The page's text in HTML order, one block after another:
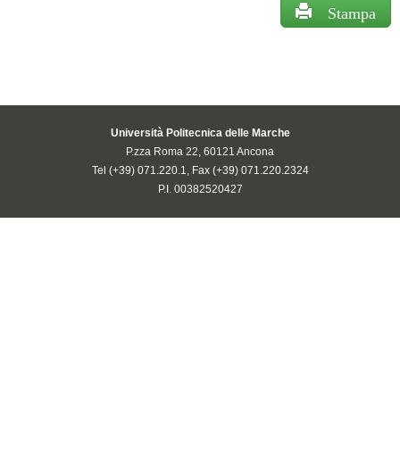
Stampa
Università Politecnica delle Marche
P.zza Roma 22, 60121 Ancona
Tel (+39) 071.220.1, Fax (+39) 071.220.2324
P.I. 00382520427